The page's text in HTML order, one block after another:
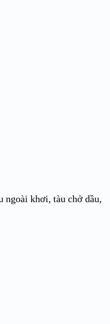
ngoài khơi, tàu chở dầu,